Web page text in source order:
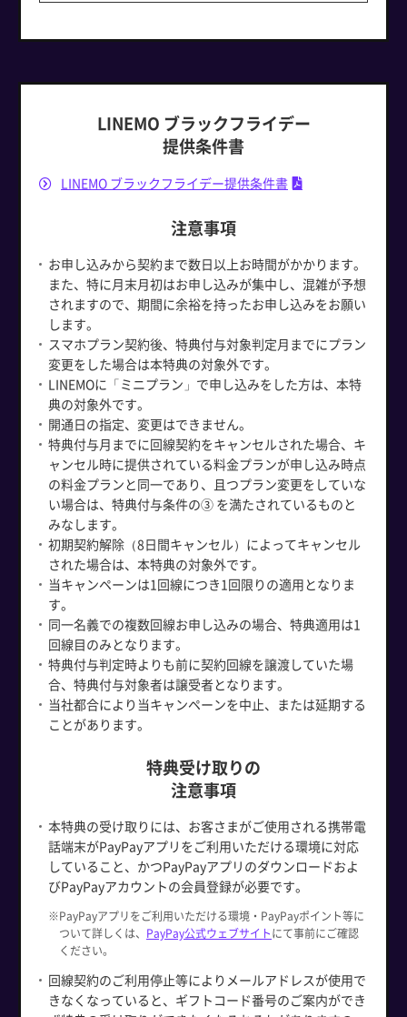
LINEMO ブラックフライデー
提供条件書
LINEMO ブラックフライデー提供条件書
注意事項
お申し込みから契約まで数日以上お時間がかかります。
また、特に月末月初はお申し込みが集中し、混雑が予想
されますので、期間に余裕を持ったお申し込みをお願い
します。
スマホプラン契約後、特典付与対象判定月までにプラン
変更をした場合は本特典の対象外です。
LINEMOに「ミニプラン」で申し込みをした方は、本特
典の対象外です。
開通日の指定、変更はできません。
特典付与月までに回線契約をキャンセルされた場合、キ
ャンセル時に提供されている料金プランが申し込み時点
の料金プランと同一であり、且つプラン変更をしていな
い場合は、特典付与条件の③ を満たされているものと
みなします。
初期契約解除（8日間キャンセル）によってキャンセル
された場合は、本特典の対象外です。
当キャンペーンは1回線につき1回限りの適用となりま
す。
同一名義での複数回線お申し込みの場合、特典適用は1
回線目のみとなります。
特典付与判定時よりも前に契約回線を譲渡していた場
合、特典付与対象者は譲受者となります。
当社都合により当キャンペーンを中止、または延期する
ことがあります。
特典受け取りの
注意事項
本特典の受け取りには、お客さまがご使用される携帯電
話端末がPayPayアプリをご利用いただける環境に対応
していること、かつPayPayアプリのダウンロードおよ
びPayPayアカウントの会員登録が必要です。
※PayPayアプリをご利用いただける環境・PayPayポイント等に
ついて詳しくは、 PayPay公式ウェブサイトにて事前にご確認
ください。
回線契約のご利用停止等によりメールアドレスが使用で
きなくなっていると、ギフトコード番号のご案内ができ